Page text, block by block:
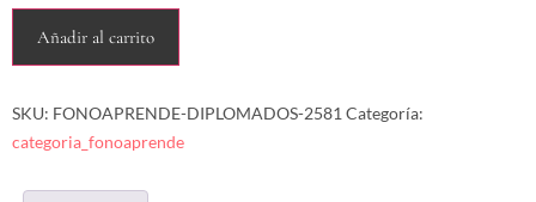
Añadir al carrito
SKU: FONOAPRENDE-DIPLOMADOS-2581 Categoría:
categoria_fonoaprende